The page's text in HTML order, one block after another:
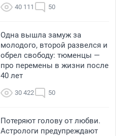
40 111 50
Одна вышла замуж за
молодого, второй развелся и
обрел свободу: тюменцы —
про перемены в жизни после
40 лет
30 422 50
Потеряют голову от любви.
Астрологи предупреждают